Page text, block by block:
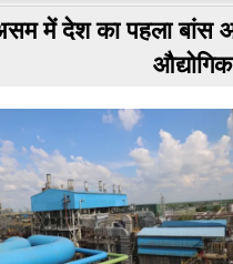
में देश का पहला बांस